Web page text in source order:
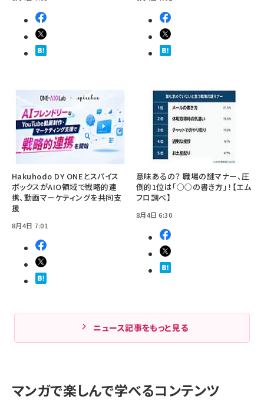
Hakuhodo DY ONEとスパイス
ボックスがAIO領域で戦略的連
携、動画マーケティングを共同支
援
8月4日 7:01
意味あるの？ 職場の謎マナー、圧
倒的1位は「○○の書き方」！【エム
フロ調べ】
8月4日 6:30
ニュース記事をもっと見る
マンガで楽しんで学べるコンテンツ